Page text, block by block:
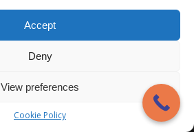
Accept
Deny
View preferences
Cookie Policy
vous
retrouver
dans des
difficiles et
en mesure
désamorcer